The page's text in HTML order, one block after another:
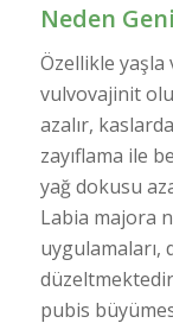
Neden
Özellikle
vulvovajinit
azalır,
zayıflama ile
yağ dokusu
Labia majora
pubis